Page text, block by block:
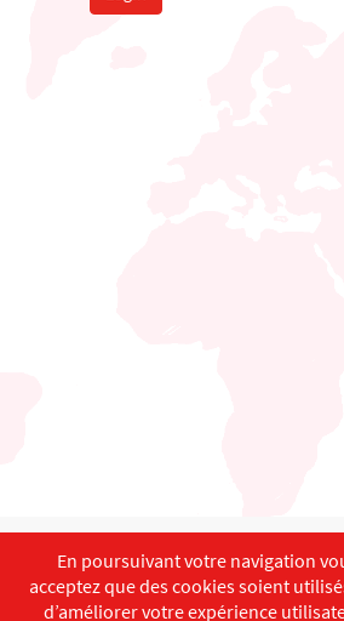
English Français
Copyright ©ISEC-AdW Impressum
En poursuivant votre navigation
acceptez que des cookies soient
d’améliorer votre expérience